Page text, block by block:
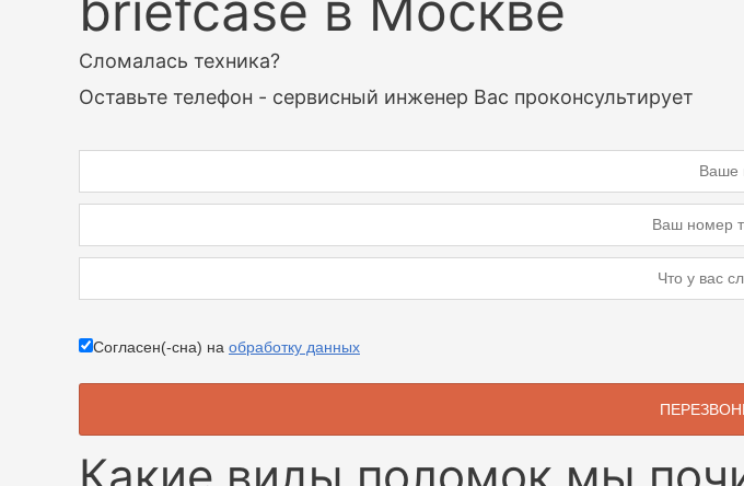
Сломалась техника?
Оставьте телефон - сервисный инженер Вас проконсультирует
Согласен(-сна) на обработку данных